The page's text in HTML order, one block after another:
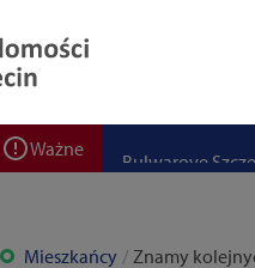
Ważne
Mieszkańcy Znamy